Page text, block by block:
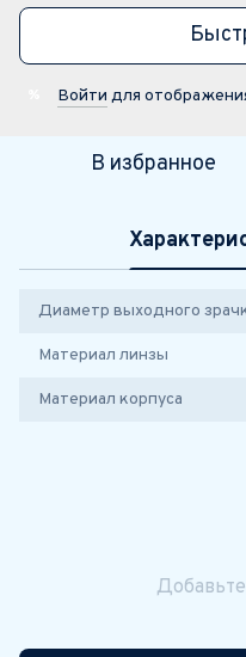
Войти для
В избранное
Диаметр выходного
Материал линзы
Материал корпуса